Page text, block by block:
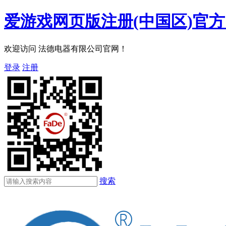
爱游戏网页版注册(中国区)官
欢迎访问 法德电器有限公司官网！
登录 注册
搜索